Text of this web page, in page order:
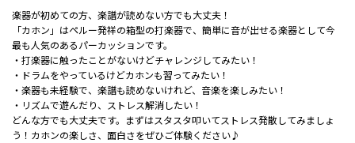
楽器が初めての方、楽譜が読めない方でも大丈夫！
「カホン」はペルー発祥の箱型の打楽器で、簡単に音が出せる楽器として今
最も人気のあるパーカッションです。
・打楽器に触ったことがないけどチャレンジしてみたい！
・ドラムをやっているけどカホンも習ってみたい！
・楽器も未経験で、楽譜も読めないけれど、音楽を楽しみたい！
・リズムで遊んだり、ストレス解消したい！
どんな方でも大丈夫です。まずはスタスタ叩いてストレス発散してみましょ
う！カホンの楽しさ、面白さをぜひご体験ください♪